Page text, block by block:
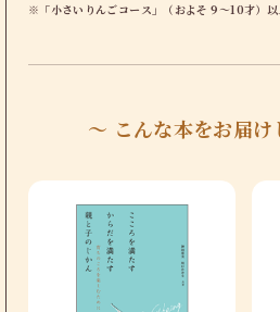
※「小さいりんごコース」（およそ９〜10才）以
〜 こんな本をお届